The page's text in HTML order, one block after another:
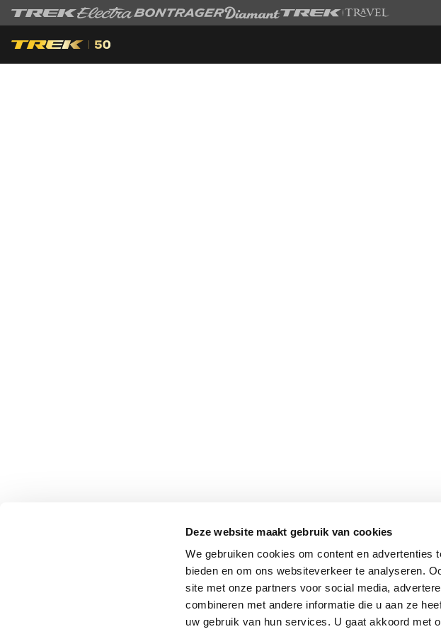
Deze website maakt gebruik van cookies
We gebruiken cookies om content en
bieden en om ons websiteverkeer te analyseren.
site met onze partners voor social media,
combineren met andere informatie die u aan ze
uw gebruik van hun services. U gaat akkoord met